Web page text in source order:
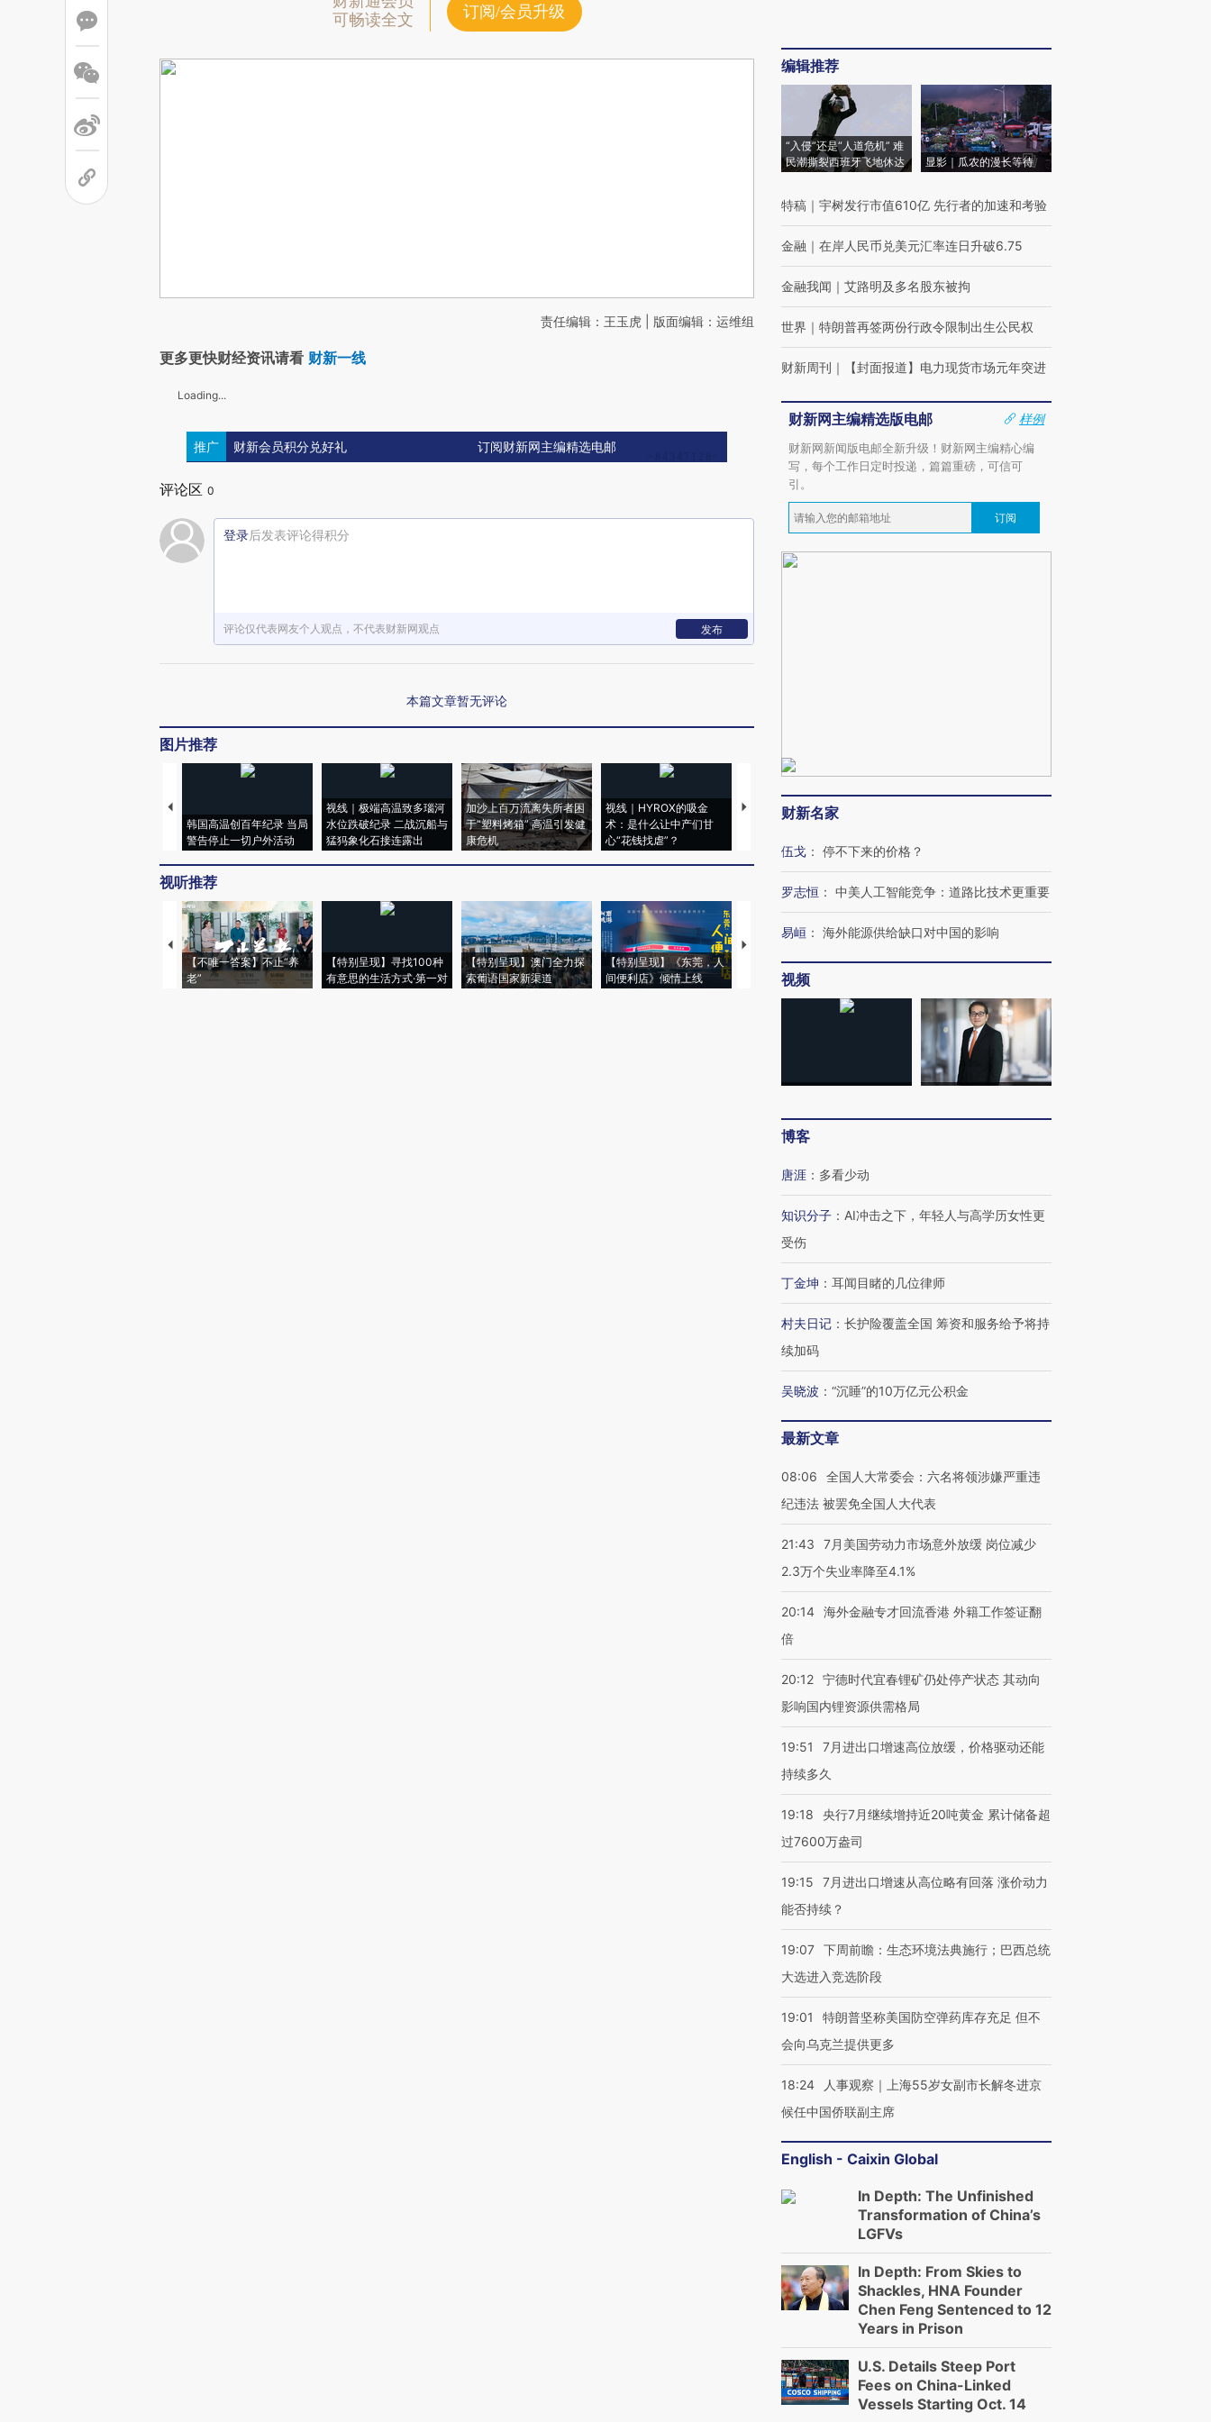
可畅读全文
订阅/会员升级
责任编辑：王玉虎 | 版面编辑：运维组
更多更快财经资讯请看 财新一线
Loading...
推广 财新会员积分兑好礼 订阅财新网主编精选电邮
评论区 0
登录后发表评论得积分
评论仅代表网友个人观点，不代表财新网观点 发布
本篇文章暂无评论
图片推荐
韩国高温创百年纪录 当局
警告停止一切户外活动
视线｜极端高温致多瑙河
水位跌破纪录 二战沉船与
猛犸象化石接连露出
加沙上百万流离失所者困
于“塑料烤箱” 高温引发健
康危机
视线｜HYROX的吸金
术：是什么让中产们甘
心“花钱找虐”？
马航飞行员跨国走私7万
粒摇头丸 尿检体内含3种
视听推荐
【不唯一答案】不止“养
老”
【特别呈现】寻找100种
有意思的生活方式·第一对
【特别呈现】澳门全力探
索葡语国家新渠道
【特别呈现】《东莞，人
间便利店》倾情上线
【推广】走进第四届链博
会，让数智科技“链”接产
【特别呈现】寻找100种
CFO：不靠规模取胜，华
编辑推荐
“入侵”还是“人道危机” 难
民潮撕裂西班牙飞地休达
显影｜瓜农的漫长等待
特稿 ｜ 宇树发行市值610亿 先行者的加速和考验
金融 ｜ 在岸人民币兑美元汇率连日升破6.75
金融我闻 ｜ 艾路明及多名股东被拘
世界 ｜ 特朗普再签两份行政令限制出生公民权
财新周刊 ｜ 【封面报道】电力现货市场元年突进
财新网主编精选版电邮
样例
财新网新闻版电邮全新升级！财新网主编精心编
写，每个工作日定时投递，篇篇重磅，可信可
引。
订阅
财新名家
伍戈 ： 停不下来的价格？
罗志恒 ： 中美人工智能竞争：道路比技术更重要
易峘 ： 海外能源供给缺口对中国的影响
视频
博客
唐涯 ： 多看少动
知识分子 ： AI冲击之下，年轻人与高学历女性更
受伤
丁金坤 ： 耳闻目睹的几位律师
村夫日记 ： 长护险覆盖全国 筹资和服务给予将持
续加码
吴晓波 ： “沉睡”的10万亿元公积金
最新文章
08:06
全国人大常委会：六名将领涉嫌严重违
纪违法 被罢免全国人大代表
21:43
7月美国劳动力市场意外放缓 岗位减少
2.3万个失业率降至4.1%
20:14 海外金融专才回流香港 外籍工作签证翻
倍
20:12 宁德时代宜春锂矿仍处停产状态 其动向
影响国内锂资源供需格局
19:51
7月进出口增速高位放缓，价格驱动还能
持续多久
19:18
央行7月继续增持近20吨黄金 累计储备超
过7600万盎司
19:15
7月进出口增速从高位略有回落 涨价动力
能否持续？
19:07 下周前瞻：生态环境法典施行；巴西总统
大选进入竞选阶段
19:01
特朗普坚称美国防空弹药库存充足 但不
会向乌克兰提供更多
18:24
人事观察｜上海55岁女副市长解冬进京
候任中国侨联副主席
English - Caixin Global
In Depth: The Unfinished
Transformation of China’s
LGFVs
In Depth: From Skies to
Shackles, HNA Founder
Chen Feng Sentenced to 12
Years in Prison
U.S. Details Steep Port
Fees on China-Linked
Vessels Starting Oct. 14